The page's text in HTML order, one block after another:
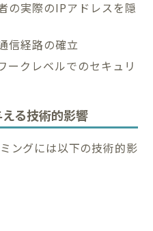
の実際のIPアドレスを隠
信経路の確立
ークレベルでのセキュリ
る技術的影響
ングには以下の技術的影